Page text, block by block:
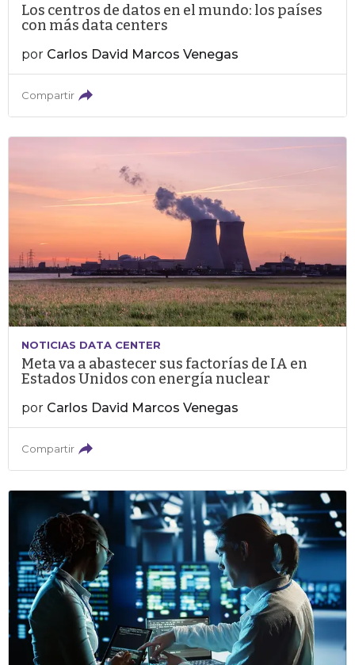
Los centros de datos en el mundo: los países
con más data centers
por Carlos David Marcos Venegas
Compartir
NOTICIAS DATA CENTER
Meta va a abastecer sus factorías de IA en
Estados Unidos con energía nuclear
por Carlos David Marcos Venegas
Compartir